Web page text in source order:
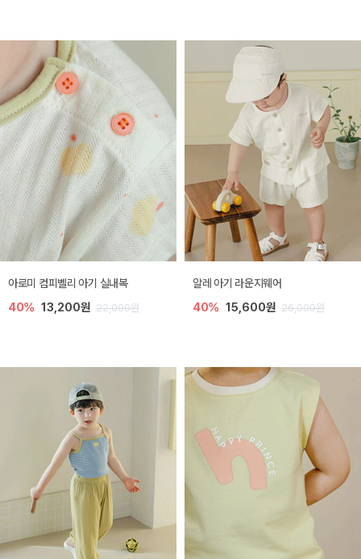
아로미 컴피벨리 아기 실내복
40% 13,200원 22,000원
알레 아기 라운지웨어
40% 15,600원 26,000원